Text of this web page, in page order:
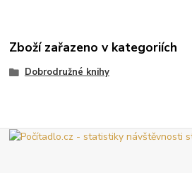
Zboží zařazeno v kategoriích
Dobrodružné knihy